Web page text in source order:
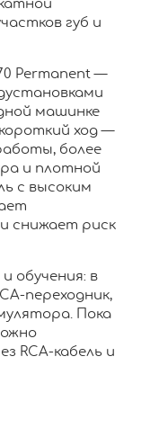
губ и
Permanent —
машинке
ход —
более
и плотной
с высоким
снижает риск
обучения: в
переходник,
Пока
RCA-кабель и